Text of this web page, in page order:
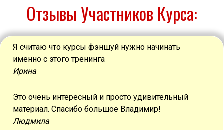
Отзывы Участников Курса:
Я считаю что курсыфэншуй нужно начинать
именно с этого тренинга
Ирина
Это очень интересный и просто удивительный
материал. Спасибо большое Владимир!
Людмила